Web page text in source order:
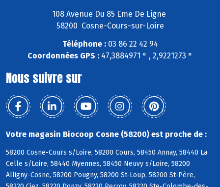
108 Avenue Du 85 Eme De Ligne
58200 Cosne-Cours-sur-Loire
Téléphone :03 86 22 42 94
Coordonnées GPS : 47,3884971 ° , 2,9221273 °
Nous suivre sur
Votre magasin Biocoop Cosne (58200) est proche de :
58200 Cosne-Cours s/Loire, 58200 Cours, 58450 Annay, 58440 La
Celle s/Loire, 58440 Myennes, 58450 Neuvy s/Loire, 58200
Alligny-Cosne, 58200 Pougny, 58200 St-Loup, 58200 St-Père,